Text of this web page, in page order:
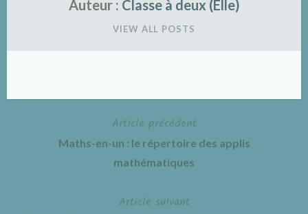
Auteur : Classe à deux (Elle)
VIEW ALL POSTS
Article précédent
Maths-en-un : le répertoire des applis
mathématiques
Article suivant